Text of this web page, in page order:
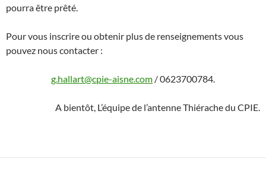
pourra être prêté.
Pour vous inscrire ou obtenir plus de renseignements vous
pouvez nous contacter :
g.hallart@cpie-aisne.com / 0623700784.
A bientôt, L’équipe de l’antenne Thiérache du CPIE.